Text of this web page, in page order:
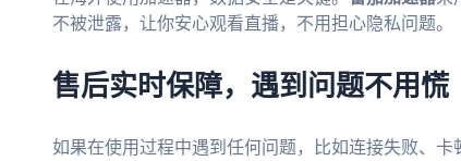
不被泄露，让你安心观看直播，不用担心隐私问题。
售后实时保障，遇到问题不用慌
如果在使用过程中遇到任何问题，比如连接失败、卡